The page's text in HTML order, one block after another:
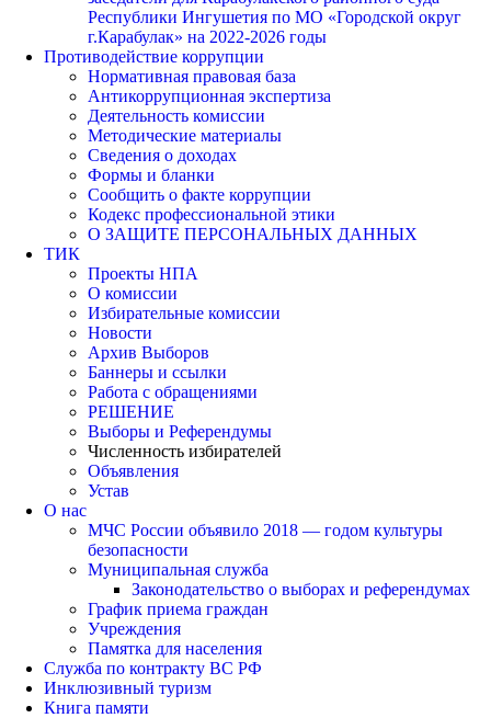
Республики Ингушетия по МО «Городской округ
г.Карабулак» на 2022-2026 годы
Противодействие коррупции
Нормативная правовая база
Антикоррупционная экспертиза
Деятельность комиссии
Методические материалы
Сведения о доходах
Формы и бланки
Сообщить о факте коррупции
Кодекс профессиональной этики
О ЗАЩИТЕ ПЕРСОНАЛЬНЫХ ДАННЫХ
ТИК
Проекты НПА
О комиссии
Избирательные комиссии
Новости
Архив Выборов
Баннеры и ссылки
Работа с обращениями
РЕШЕНИЕ
Выборы и Референдумы
Численность избирателей
Объявления
Устав
О нас
МЧС России объявило 2018 — годом культуры
безопасности
Муниципальная служба
Законодательство о выборах и референдумах
График приема граждан
Учреждения
Памятка для населения
Служба по контракту ВС РФ
Инклюзивный туризм
Книга памяти